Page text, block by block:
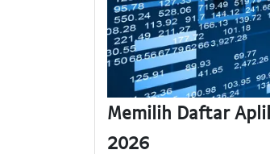
Memilih Daftar
2026